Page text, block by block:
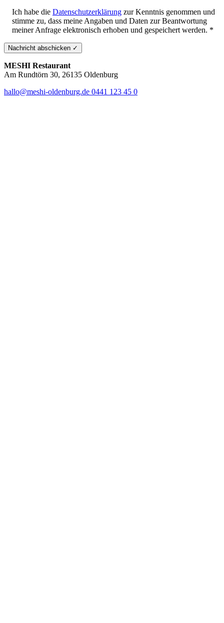
Ich habe die Datenschutzerklärung zur Kenntnis genommen und
stimme zu, dass meine Angaben und Daten zur Beantwortung
meiner Anfrage elektronisch erhoben und gespeichert werden. *
MESHI Restaurant
Am Rundtörn 30, 26135 Oldenburg
hallo@meshi-oldenburg.de 0441 123 45 0